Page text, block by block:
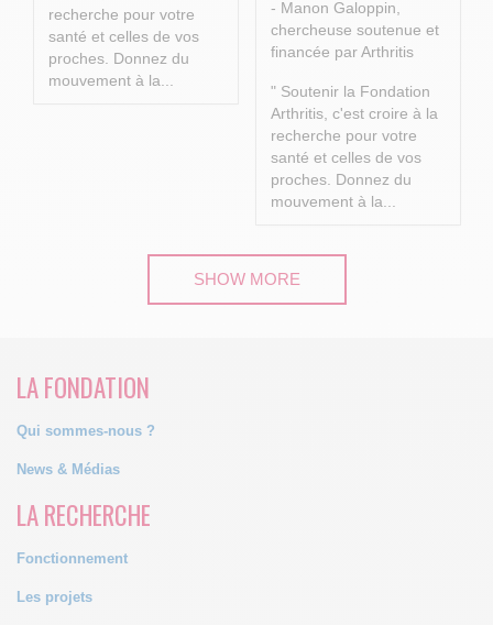
recherche pour votre
santé et celles de vos
proches. Donnez du
mouvement à la...
- Manon Galoppin,
chercheuse soutenue et
financée par Arthritis
" Soutenir la Fondation
Arthritis, c'est croire à la
recherche pour votre
santé et celles de vos
proches. Donnez du
mouvement à la...
SHOW MORE
LA FONDATION
Qui sommes-nous ?
News & Médias
LA RECHERCHE
Fonctionnement
Les projets